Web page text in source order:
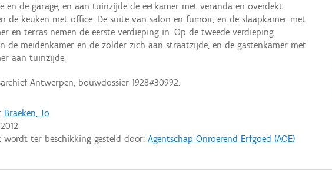
en de garage, en aan tuinzijde de eetkamer met veranda en overdekt
de keuken met office. De suite van salon en fumoir, en de slaapkamer met
en terras nemen de eerste verdieping in. Op de tweede verdieping
de meidenkamer en de zolder zich aan straatzijde, en de gastenkamer met
aan tuinzijde.
Antwerpen, bouwdossier 1928#30992.
Braeken, Jo
2012
wordt ter beschikking gesteld door:Agentschap Onroerend Erfgoed (AOE)